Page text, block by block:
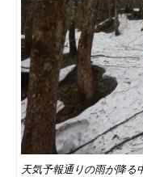
天気予報通りの雨が降る